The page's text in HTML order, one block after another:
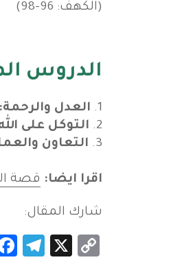
(الكهف: 96-98)
الدروس
العدل والرحمة:
التوكل على
التعاون
اقرا ايضا: قصة
شارك المقال:
Copy
X